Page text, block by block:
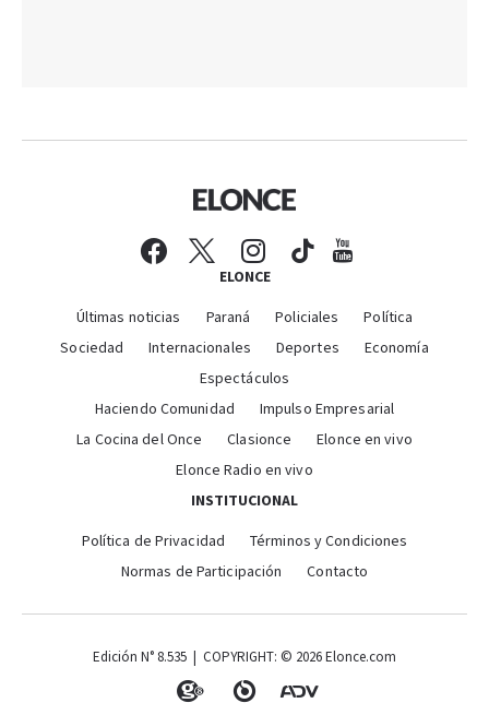
ELONCE
Últimas noticias Paraná Policiales
Política
Sociedad
Internacionales Deportes
Economía
Espectáculos
Haciendo Comunidad
Impulso Empresarial
La Cocina del Once
Clasionce
Elonce en vivo
Elonce Radio en vivo
INSTITUCIONAL
Política de Privacidad
Términos y Condiciones
Normas de Participación
Contacto
Edición N° 8.535 | COPYRIGHT: © 2026 Elonce.com